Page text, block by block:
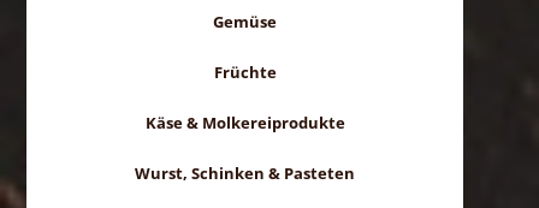
Gemüse
Früchte
Käse & Molkereiprodukte
Wurst, Schinken & Pasteten